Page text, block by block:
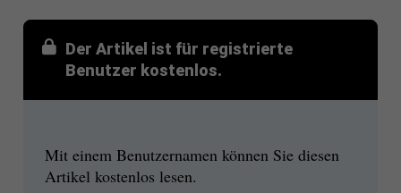
Der Artikel ist für registrierte
Benutzer kostenlos.
Mit einem Benutzernamen können Sie diesen
Artikel kostenlos lesen.